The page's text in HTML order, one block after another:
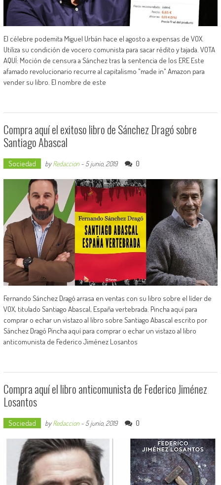
El célebre podemita Miguel Urbán hace el agosto a expensas de VOX.
Utiliza su condición de vocero comunista para sacar rédito y tajada. VOTA
AQUÍ: Moción de censura a Sánchez tras la sentencia de los ERE Este
afamado revolucionario recurre al capitalismo "made in" Amazon para
vender su libro. El nombre de este
Compra aquí el exitoso libro de Sánchez Dragó sobre
Santiago Abascal
Sociedad byRedaccion- 5 junio, 2019 0
Fernando Sánchez Dragó arrasa en ventas con su libro sobre el líder de
VOX, titulado Santiago Abascal, España vertebrada. Pincha aquí para
comprar o echar un vistazo al libro sobre Santiago Abascal escrito por
Sánchez Dragó Pincha aquí para comprar o echar un vistazo al libro
anticomunista de Federico Jiménez Losantos
Compra aquí el libro anticomunista de Federico Jiménez
Losantos
Sociedad byRedaccion- 5 junio, 2019 0